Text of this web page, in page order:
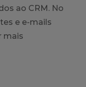
ao CRM. No
e e-mails
mais